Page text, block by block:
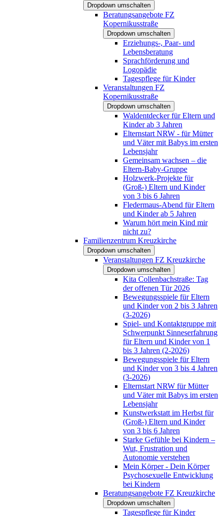
Dropdown umschalten
Beratungsangebote FZ
Kopernikusstraße
Dropdown umschalten
Erziehungs-, Paar- und
Lebensberatung
Sprachförderung und
Logopädie
Tagespflege für Kinder
Veranstaltungen FZ
Kopernikusstraße
Dropdown umschalten
Waldentdecker für Eltern und
Kinder ab 3 Jahren
Elternstart NRW - für Mütter
und Väter mit Babys im ersten
Lebensjahr
Gemeinsam wachsen – die
Eltern-Baby-Gruppe
Holzwerk-Projekte für
(Groß-) Eltern und Kinder
von 3 bis 6 Jahren
Fledermaus-Abend für Eltern
und Kinder ab 5 Jahren
Warum hört mein Kind mir
nicht zu?
Familienzentrum Kreuzkirche
Dropdown umschalten
Veranstaltungen FZ Kreuzkirche
Dropdown umschalten
Kita Collenbachstraße: Tag
der offenen Tür 2026
Bewegungsspiele für Eltern
und Kinder von 2 bis 3 Jahren
(3-2026)
Spiel- und Kontaktgruppe mit
Schwerpunkt Sinneserfahrung
für Eltern und Kinder von 1
bis 3 Jahren (2-2026)
Bewegungsspiele für Eltern
und Kinder von 3 bis 4 Jahren
(3-2026)
Elternstart NRW für Mütter
und Väter mit Babys im ersten
Lebensjahr
Kunstwerkstatt im Herbst für
(Groß-) Eltern und Kinder
von 3 bis 6 Jahren
Starke Gefühle bei Kindern –
Wut, Frustration und
Autonomie verstehen
Mein Körper - Dein Körper
Psychosexuelle Entwicklung
bei Kindern
Beratungsangebote FZ Kreuzkirche
Dropdown umschalten
Tagespflege für Kinder